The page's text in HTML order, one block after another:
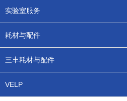
实验室服务
耗材与配件
三丰耗材与配件
VELP